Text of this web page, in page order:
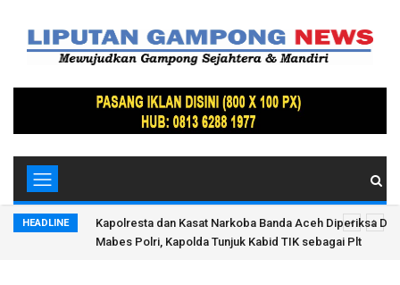
HEADLINE
Semarak Usia Perak, Gerakan Langit Biru Indonesia ASRI
Peringatan HUT ke-25 Partai Demokrat di Pidie Jaya